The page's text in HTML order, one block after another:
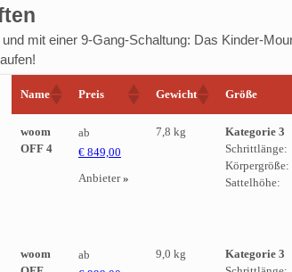
mit einer 9-Gang-Schaltung: Das Kinder-
Name Preis Gewicht Größe
woom
OFF 4
ab
€ 849,00
Anbieter»
7,8 kg
Kategorie 3
Schrittlänge:
Körpergröße:
Sattelhöhe:
woom
ab
9,0 kg
Kategorie 3